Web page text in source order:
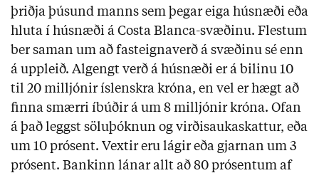
þriðja þúsund manns sem þegar eiga húsnæði eða
hluta í húsnæði á Costa Blanca-svæðinu. Flestum
ber saman um að fasteignaverð á svæðinu sé enn
á uppleið. Algengt verð á húsnæði er á bilinu 10
til 20 milljónir íslenskra króna, en vel er hægt að
finna smærri íbúðir á um 8 milljónir króna. Ofan
á það leggst söluþóknun og virðisaukaskattur, eða
um 10 prósent. Vextir eru lágir eða gjarnan um 3
prósent. Bankinn lánar allt að 80 prósentum af